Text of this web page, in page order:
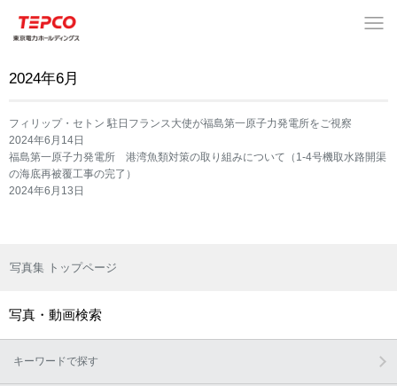
2024年6月
フィリップ・セトン 駐日フランス大使が福島第一原子力発電所をご視察
2024年6月14日
福島第一原子力発電所 港湾魚類対策の取り組みについて（1-4号機取水路開渠
の海底再被覆工事の完了）
2024年6月13日
写真集 トップページ
写真・動画検索
キーワードで探す